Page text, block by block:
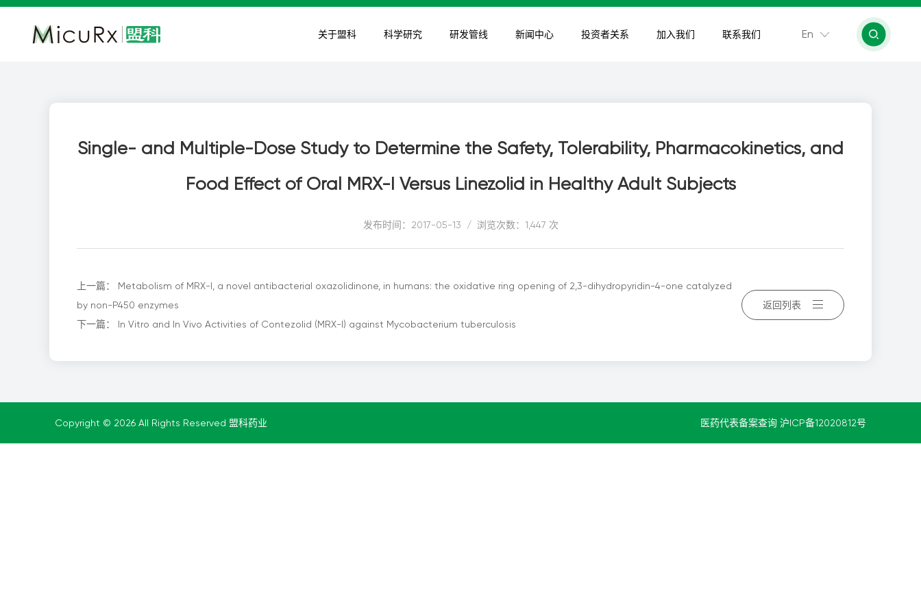
关于盟科 科学研究 研发管线 新闻中心 投资者关系 加入我们 联系我们 En
Single- and Multiple-Dose Study to Determine the Safety, Tolerability, Pharmacokinetics, and
Food Effect of Oral MRX-I Versus Linezolid in Healthy Adult Subjects
发布时间：2017-05-13 / 浏览次数：1,447 次
上一篇： Metabolism of MRX-I, a novel antibacterial oxazolidinone, in humans: the oxidative ring opening of 2,3-dihydropyridin-4-one catalyzed
by non-P450 enzymes
下一篇： In Vitro and In Vivo Activities of Contezolid (MRX-I) against Mycobacterium tuberculosis
返回列表
Copyright © 2026 All Rights Reserved 盟科药业 医药代表备案查询 沪ICP备12020812号